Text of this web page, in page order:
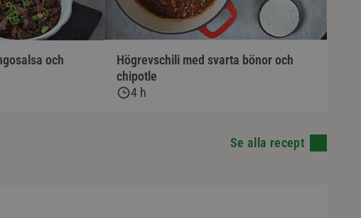
och
Högrevschili med svarta bönor och
chipotle
4 h
Se alla recept